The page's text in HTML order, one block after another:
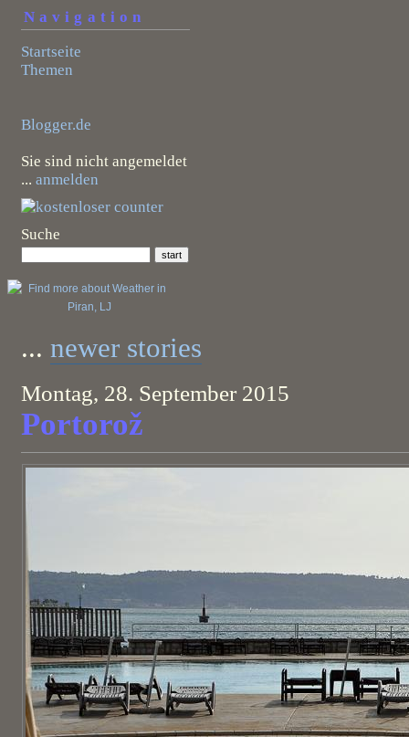
Navigation
Startseite
Themen
Blogger.de
Sie sind nicht angemeldet
... anmelden
Suche
... newer stories
Montag, 28. September 2015
Portorož